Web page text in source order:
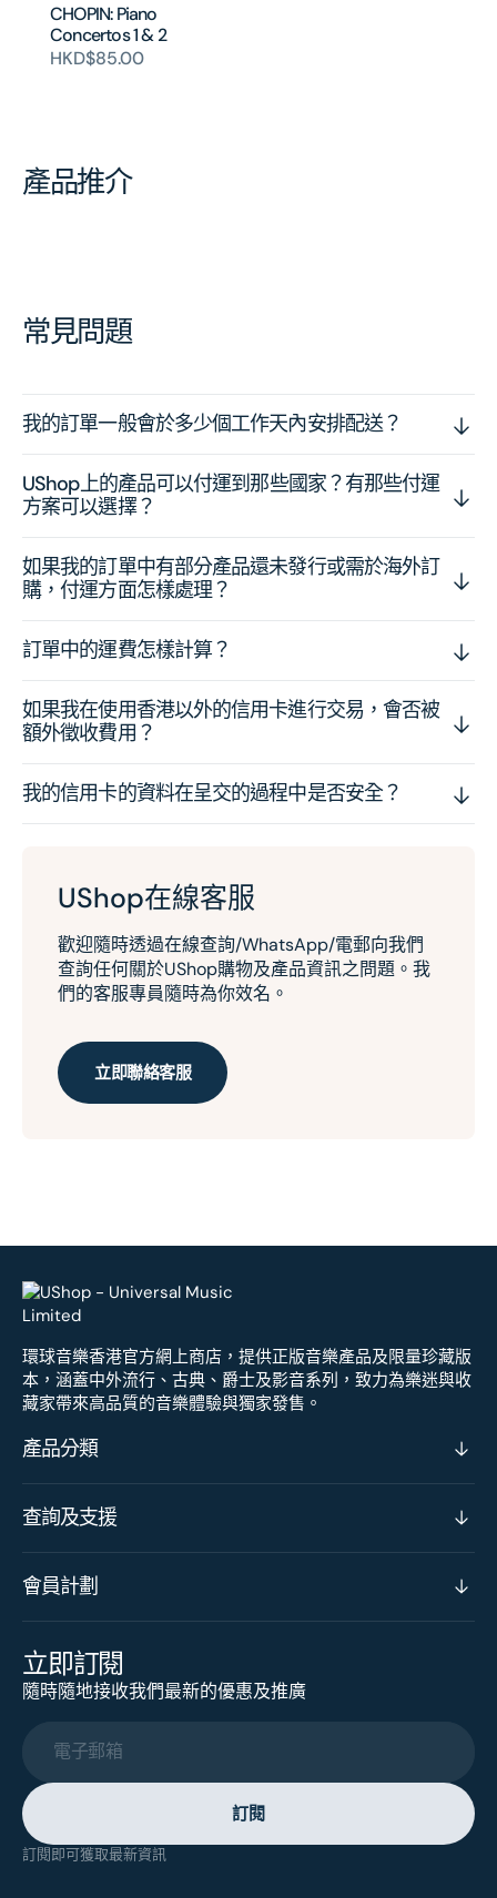
CHOPIN: Piano
Concertos 1 & 2
HKD$85.00
產品推介
常見問題
我的訂單一般會於多少個工作天內安排配送？
UShop上的產品可以付運到那些國家？有那些付運
方案可以選擇？
如果我的訂單中有部分產品還未發行或需於海外訂
購，付運方面怎樣處理？
訂單中的運費怎樣計算？
如果我在使用香港以外的信用卡進行交易，會否被
額外徵收費用？
我的信用卡的資料在呈交的過程中是否安全？
UShop在線客服
歡迎隨時透過在線查詢/WhatsApp/電郵向我們
查詢任何關於UShop購物及產品資訊之問題。我
們的客服專員隨時為你效名。
立即聯絡客服
環球音樂香港官方網上商店，提供正版音樂產品及限量珍藏版
本，涵蓋中外流行、古典、爵士及影音系列，致力為樂迷與收
藏家帶來高品質的音樂體驗與獨家發售。
產品分類
查詢及支援
會員計劃
立即訂閱
隨時隨地接收我們最新的優惠及推廣
電子郵箱
訂閱
訂閱即可獲取最新資訊